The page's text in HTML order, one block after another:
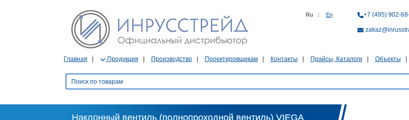
Ru | En +7 (495) 902-
Главная Продукция Производство Проектировщикам Контакты Прайсы, Каталоги Объекты
Наклонный вентиль (полнопроходной вентиль) VIEGA